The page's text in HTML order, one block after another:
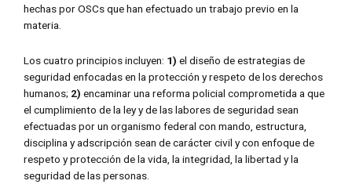
hechas por OSCs que han efectuado un trabajo previo en la
materia.
Los cuatro principios incluyen: 1) el diseño de estrategias de
seguridad enfocadas en la protección y respeto de los derechos
humanos; 2) encaminar una reforma policial comprometida a que
el cumplimiento de la ley y de las labores de seguridad sean
efectuadas por un organismo federal con mando, estructura,
disciplina y adscripción sean de carácter civil y con enfoque de
respeto y protección de la vida, la integridad, la libertad y la
seguridad de las personas.